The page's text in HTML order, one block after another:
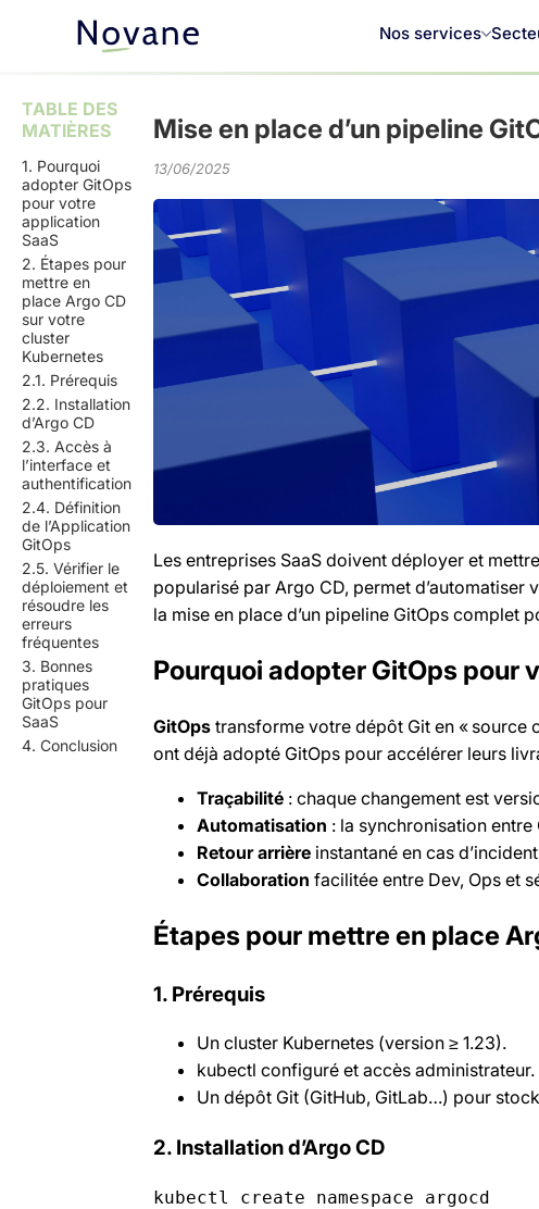
Nos services
TABLE DES
MATIÈRES
1. Pourquoi
adopter GitOps
pour votre
application
SaaS
2. Étapes pour
mettre en
place Argo CD
sur votre
cluster
Kubernetes
2.1. Prérequis
2.2. Installation
d’Argo CD
2.3. Accès à
l’interface et
authentification
2.4. Définition
de l’Application
GitOps
2.5. Vérifier le
déploiement et
résoudre les
erreurs
fréquentes
3. Bonnes
pratiques
GitOps pour
SaaS
4. Conclusion
Mise en place d’un pipeline
13/06/2025
Les entreprises SaaS doivent déployer et
popularisé par Argo CD, permet
la mise en place d’un pipeline GitOps complet
Pourquoi adopter GitOps pour
GitOps transforme votre dépôt Git en « source
ont déjà adopté GitOps pour accélérer leurs
Traçabilité : chaque changement est
Automatisation : la synchronisation
Retour arrière instantané en cas
Collaboration facilitée entre Dev, Ops et
Étapes pour mettre en place
1. Prérequis
Un cluster Kubernetes (version ≥ 1.23).
kubectl configuré et accès administrateur.
Un dépôt Git (GitHub, GitLab…) pour
2. Installation d’Argo CD
kubectl create namespace argocd